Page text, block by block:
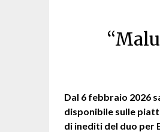
Dal 6 febbraio 2026
disponibile sulle
di inediti del duo per